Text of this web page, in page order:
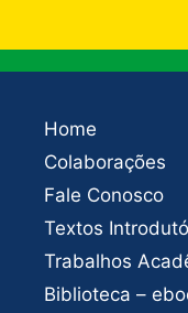
Home
Colaborações
Fale Conosco
Textos
Trabalhos
Biblioteca –